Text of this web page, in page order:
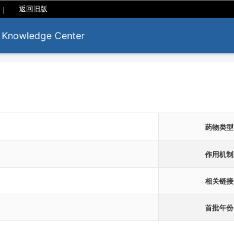
| 返回旧版
Knowledge Center
药物类型
作用机制
相关链接
首批年份